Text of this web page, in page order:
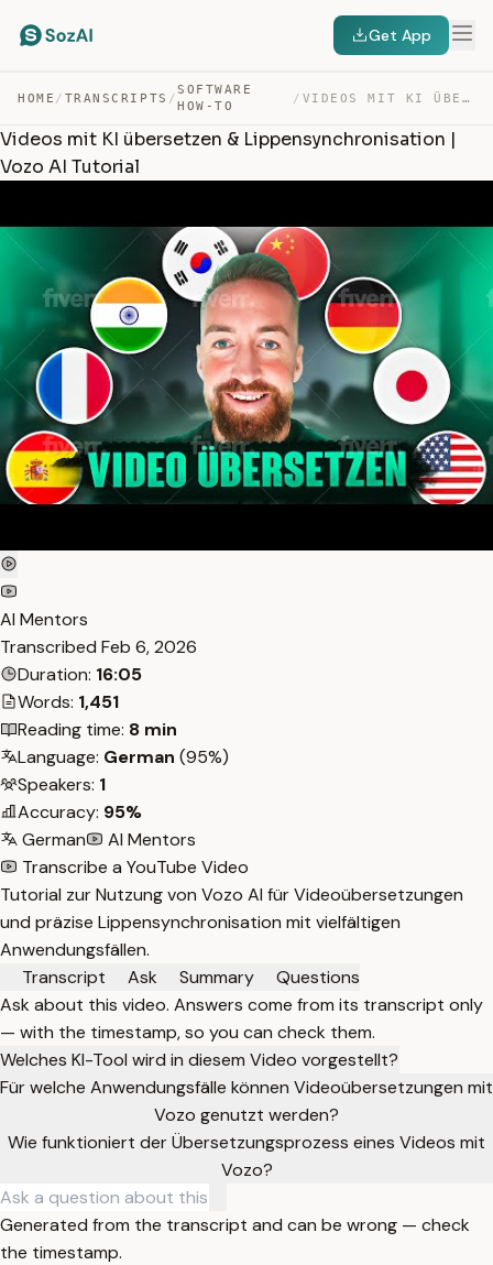
Get App
HOME / TRANSCRIPTS /
SOFTWARE
HOW-TO
/ VIDEOS MIT KI ÜBERSETZEN & LIPPENSYNCHRONISATION | VOZO… — TRANSCRIPT
Videos mit KI übersetzen & Lippensynchronisation |
Vozo AI Tutorial
AI Mentors
Transcribed Feb 6, 2026
Duration: 16:05
Words: 1,451
Reading time: 8 min
Language: German (95%)
Speakers: 1
Accuracy: 95%
German
AI Mentors
Transcribe a YouTube Video
Tutorial zur Nutzung von Vozo AI für Videoübersetzungen
und präzise Lippensynchronisation mit vielfältigen
Anwendungsfällen.
Transcript
Ask Summary
Questions
Ask about this video. Answers come from its transcript only
— with the timestamp, so you can check them.
Welches KI-Tool wird in diesem Video vorgestellt?
Für welche Anwendungsfälle können Videoübersetzungen mit
Vozo genutzt werden?
Wie funktioniert der Übersetzungsprozess eines Videos mit
Vozo?
Generated from the transcript and can be wrong — check
the timestamp.